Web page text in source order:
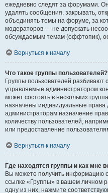
ежедневно следят за форумами.
удалять сообщения, закрывать,
объединять темы на форуме, за
модераторов — не допускать
обсуждаемым темам (оффтопик),
Вернуться к началу
Что такое группы пользователей?
Группы пользователей разбивают
управляемые администратором
может состоять в нескольких
назначены индивидуальные права
администраторам назначение
количеству пользователей,
или предоставление
Вернуться к началу
Где находятся группы и как мне
Вы можете получить информацию
ссылке «Группы» в вашем личном
одну из них, нажмите